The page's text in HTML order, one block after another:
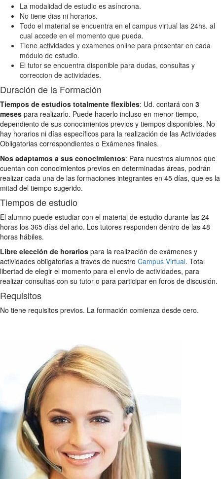
La modalidad de estudio es asíncrona.
No tiene dias ni horarios.
Todo el material se encuentra en el campus virtual las 24hs. al
cual accede en el momento que pueda.
Tiene actividades y examenes online para presentar en cada
módulo de estudio.
El tutor se encuentra disponible para dudas, consultas y
correccion de actividades.
Duración de la Formación
Tiempos de estudios totalmente flexibles: Ud. contará con 3
meses para realizarlo. Puede hacerlo incluso en menor tiempo,
dependiento de sus conocimientos previos y tiempos disponibles. No
hay horarios ni días específicos para la realización de las Actividades
Obligatorias correspondientes o Exámenes finales.
Nos adaptamos a sus conocimientos: Para nuestros alumnos que
cuentan con conocimientos previos en determinadas áreas, podrán
realizar cada una de las formaciones integrantes en 45 días, que es la
mitad del tiempo sugerido.
Tiempos de estudio
El alumno puede estudiar con el material de estudio durante las 24
horas los 365 días del año. Los tutores responden dentro de las 48
horas hábiles.
Libre elección de horarios para la realización de exámenes y
actividades obligatorias a través de nuestro Campus Virtual. Total
libertad de elegir el momento para el envío de actividades, para
realizar consultas con su tutor o para participar en foros de discusión.
Requisitos
No tiene requisitos previos. La formación comienza desde cero.